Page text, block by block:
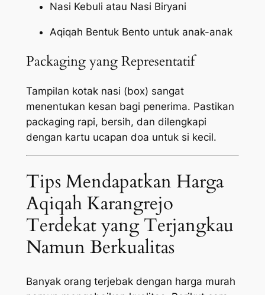
Nasi Kebuli atau Nasi Biryani
Aqiqah Bentuk Bento untuk anak-anak
Packaging yang Representatif
Tampilan kotak nasi (box) sangat
menentukan kesan bagi penerima. Pastikan
packaging rapi, bersih, dan dilengkapi
dengan kartu ucapan doa untuk si kecil.
Tips Mendapatkan Harga
Aqiqah Karangrejo
Terdekat yang Terjangkau
Namun Berkualitas
Banyak orang terjebak dengan harga murah